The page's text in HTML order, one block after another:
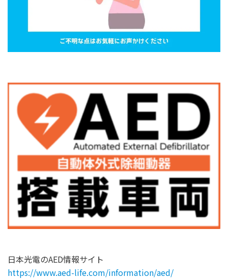
日本光電のAED情報サイト
https://www.aed-life.com/information/aed/